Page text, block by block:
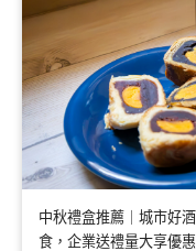
中秋禮盒推薦｜城市好
食，企業送禮量大享優惠